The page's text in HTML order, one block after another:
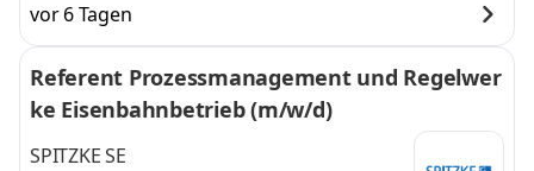
Potsdam,
Schönefeld,
Königs-
Wusterhausen,
Königs-
Wusterhausen,
Rangsdorfund 3
vor 6 Tagen
Referent Prozessmanagement und Regelwer
ke Eisenbahnbetrieb (m/w/d)
SPITZKE SE